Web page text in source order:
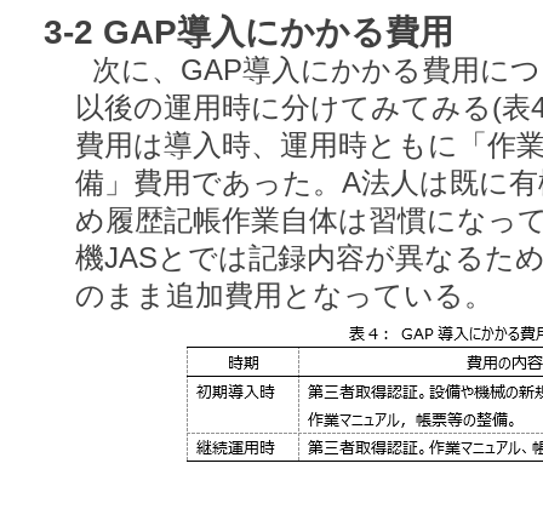
3-2 GAP導入にかかる費用
次に、GAP導入にかかる費用に
以後の運用時に分けてみてみる(
費用は導入時、運用時ともに「作
備」費用であった。A法人は既に
め履歴記帳作業自体は習慣になっ
機JASとでは記録内容が異なるた
のまま追加費用となっている。